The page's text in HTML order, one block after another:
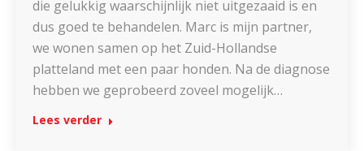
die gelukkig waarschijnlijk niet uitgezaaid is en
dus goed te behandelen. Marc is mijn partner,
we wonen samen op het Zuid-Hollandse
platteland met een paar honden. Na de diagnose
hebben we geprobeerd zoveel mogelijk…
Lees verder